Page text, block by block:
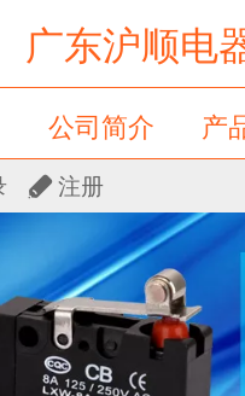
广东沪顺电
公司简介 产
态 留言板
注册